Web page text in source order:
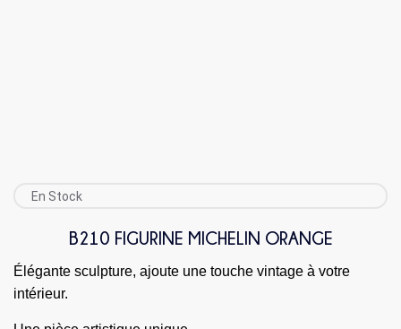
En Stock
B210 FIGURINE MICHELIN ORANGE
Élégante sculpture, ajoute une touche vintage à votre
intérieur.